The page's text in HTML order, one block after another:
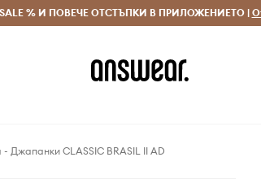
за поръчки над 70 EUR Доставка 1-5 дни
SALE % И ПОВЕЧЕ ОТСТЪПКИ В ПРИЛОЖЕНИЕТО |
Джапанки CLASSIC BRASIL II AD